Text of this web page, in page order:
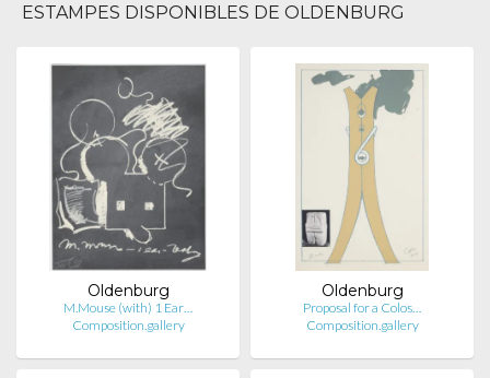
ESTAMPES DISPONIBLES DE OLDENBURG
Oldenburg
M.Mouse (with) 1 Ear…
Composition.gallery
Oldenburg
Proposal for a Colos…
Composition.gallery